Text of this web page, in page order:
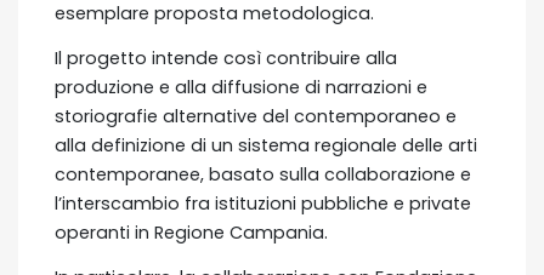
esemplare proposta metodologica.
Il progetto intende così contribuire alla
produzione e alla diffusione di narrazioni e
storiografie alternative del contemporaneo e
alla definizione di un sistema regionale delle arti
contemporanee, basato sulla collaborazione e
l’interscambio fra istituzioni pubbliche e private
operanti in Regione Campania.